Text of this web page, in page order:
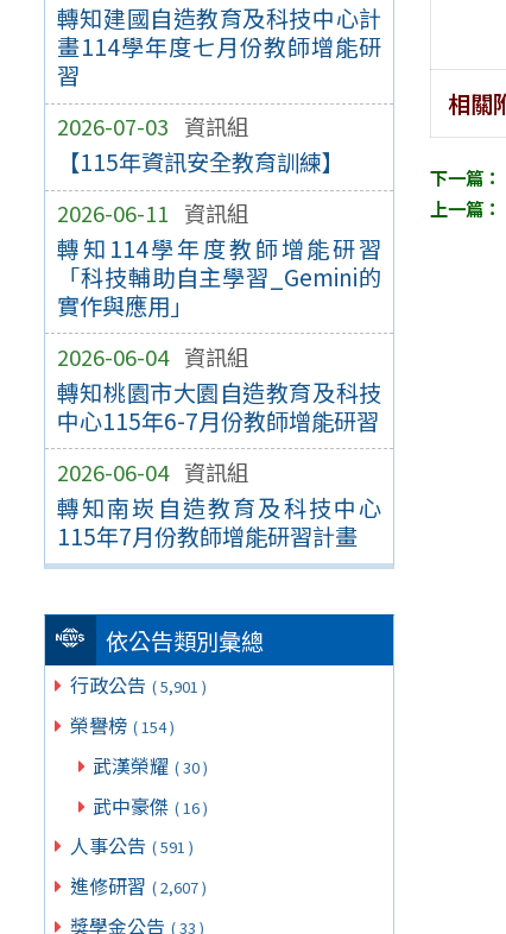
轉知建國自造教育及科技中心計
畫114學年度七月份教師增能研
習
2026-07-03 資訊組
【115年資訊安全教育訓練】
2026-06-11 資訊組
轉知114學年度教師增能研習
「科技輔助自主學習_Gemini的
實作與應用」
2026-06-04 資訊組
轉知桃園市大園自造教育及科技
中心115年6-7月份教師增能研習
2026-06-04 資訊組
轉知南崁自造教育及科技中心
115年7月份教師增能研習計畫
依公告類別彙總
行政公告 ( 5,901 )
榮譽榜 ( 154 )
武漢榮耀 ( 30 )
武中豪傑 ( 16 )
人事公告 ( 591 )
進修研習 ( 2,607 )
獎學金公告 ( 33 )
相關